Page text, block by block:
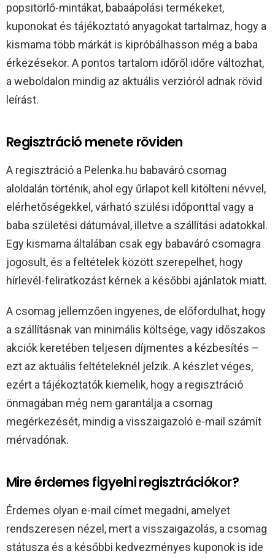
popsitörlő-mintákat, babaápolási termékeket,
kuponokat és tájékoztató anyagokat tartalmaz, hogy a
kismama több márkát is kipróbálhasson még a baba
érkezésekor. A pontos tartalom időről időre változhat,
a weboldalon mindig az aktuális verzióról adnak rövid
leírást.​
Regisztráció menete röviden
A regisztráció a Pelenka.hu babaváró csomag
aloldalán történik, ahol egy űrlapot kell kitölteni névvel,
elérhetőségekkel, várható szülési időponttal vagy a
baba születési dátumával, illetve a szállítási adatokkal.
Egy kismama általában csak egy babaváró csomagra
jogosult, és a feltételek között szerepelhet, hogy
hírlevél-feliratkozást kérnek a későbbi ajánlatok miatt.​
A csomag jellemzően ingyenes, de előfordulhat, hogy
a szállításnak van minimális költsége, vagy időszakos
akciók keretében teljesen díjmentes a kézbesítés –
ezt az aktuális feltételeknél jelzik. A készlet véges,
ezért a tájékoztatók kiemelik, hogy a regisztráció
önmagában még nem garantálja a csomag
megérkezését, mindig a visszaigazoló e-mail számít
mérvadónak.​
Mire érdemes figyelni regisztrációkor?
Érdemes olyan e-mail címet megadni, amelyet
rendszeresen nézel, mert a visszaigazolás, a csomag
státusza és a későbbi kedvezményes kuponok is ide